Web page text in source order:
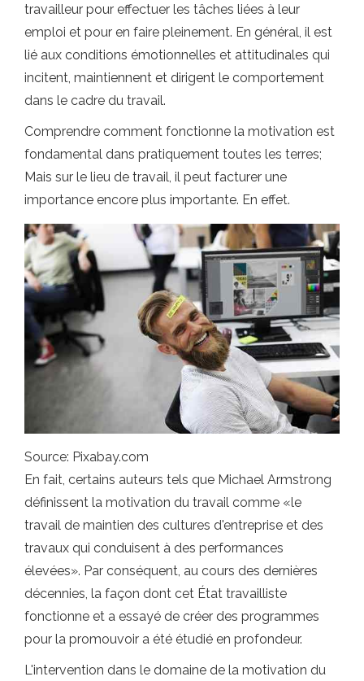
travailleur pour effectuer les tâches liées à leur
emploi et pour en faire pleinement. En général, il est
lié aux conditions émotionnelles et attitudinales qui
incitent, maintiennent et dirigent le comportement
dans le cadre du travail.
Comprendre comment fonctionne la motivation est
fondamental dans pratiquement toutes les terres;
Mais sur le lieu de travail, il peut facturer une
importance encore plus importante. En effet.
Source: Pixabay.com
En fait, certains auteurs tels que Michael Armstrong
définissent la motivation du travail comme «le
travail de maintien des cultures d'entreprise et des
travaux qui conduisent à des performances
élevées». Par conséquent, au cours des dernières
décennies, la façon dont cet État travailliste
fonctionne et a essayé de créer des programmes
pour la promouvoir a été étudié en profondeur.
L'intervention dans le domaine de la motivation du